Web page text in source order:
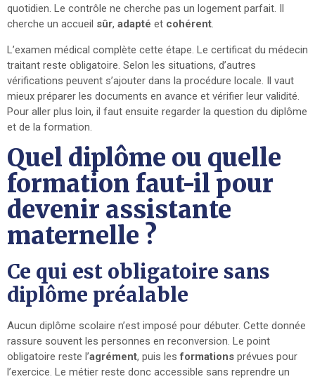
quotidien. Le contrôle ne cherche pas un logement parfait. Il
cherche un accueil sûr, adapté et cohérent.
L’examen médical complète cette étape. Le certificat du médecin
traitant reste obligatoire. Selon les situations, d’autres
vérifications peuvent s’ajouter dans la procédure locale. Il vaut
mieux préparer les documents en avance et vérifier leur validité.
Pour aller plus loin, il faut ensuite regarder la question du diplôme
et de la formation.
Quel diplôme ou quelle
formation faut-il pour
devenir assistante
maternelle ?
Ce qui est obligatoire sans
diplôme préalable
Aucun diplôme scolaire n’est imposé pour débuter. Cette donnée
rassure souvent les personnes en reconversion. Le point
obligatoire reste l’agrément, puis lesformations prévues pour
l’exercice. Le métier reste donc accessible sans reprendre un